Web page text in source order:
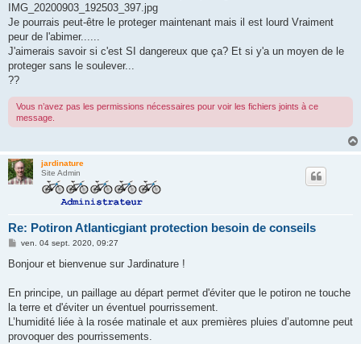
IMG_20200903_192503_397.jpg
Je pourrais peut-être le proteger maintenant mais il est lourd Vraiment
peur de l'abimer......
J'aimerais savoir si c'est SI dangereux que ça? Et si y'a un moyen de le
proteger sans le soulever...
??
Vous n’avez pas les permissions nécessaires pour voir les fichiers joints à ce
message.
jardinature
Site Admin
Re: Potiron Atlanticgiant protection besoin de conseils
M
s
g
ven. 04 sept. 2020, 09:27
Bonjour et bienvenue sur Jardinature !
En principe, un paillage au départ permet d'éviter que le potiron ne touche
la terre et d'éviter un éventuel pourrissement.
L’humidité liée à la rosée matinale et aux premières pluies d’automne peut
provoquer des pourrissements.